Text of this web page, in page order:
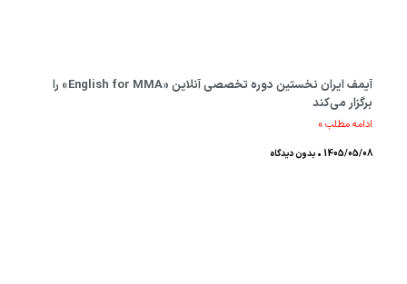
آیمف ایران نخستین دوره تخصصی آنلاین «English for MMA» را
برگزار می‌کند
ادامه مطلب »
1405/05/08 بدون دیدگاه